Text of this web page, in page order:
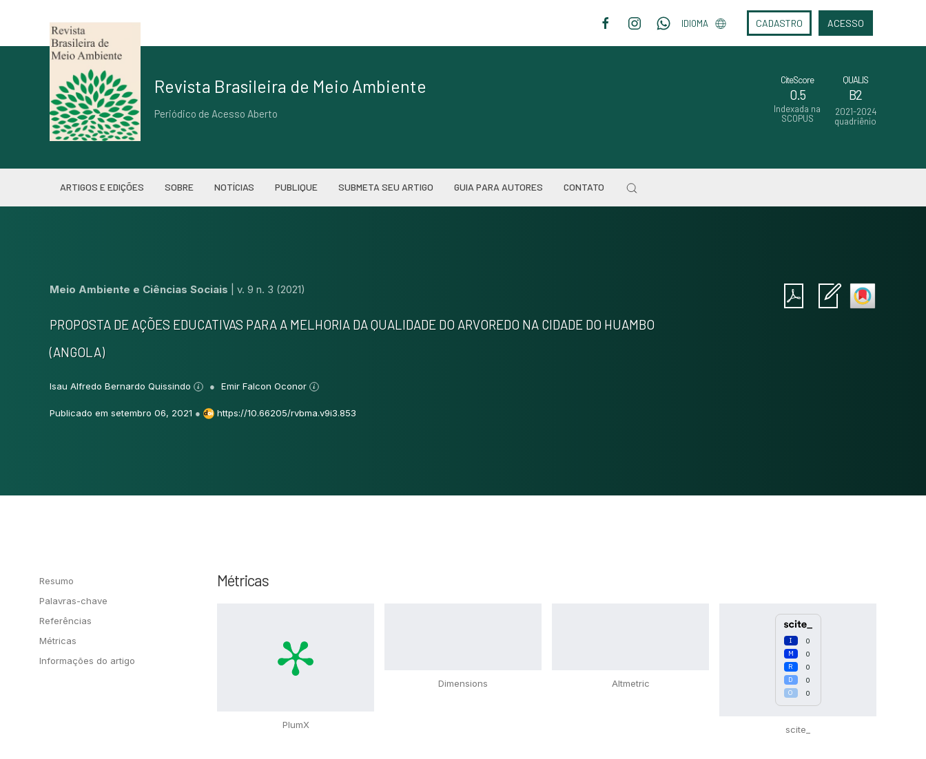
IDIOMA CADASTRO ACESSO
Revista Brasileira de Meio Ambiente
Periódico de Acesso Aberto
CiteScore
0.5
Indexada na
SCOPUS
QUALIS
B2
2021-2024
quadriênio
ARTIGOS E EDIÇÕES SOBRE NOTÍCIAS PUBLIQUE SUBMETA SEU ARTIGO GUIA PARA AUTORES CONTATO
Meio Ambiente e Ciências Sociais v. 9 n. 3 (2021)
PROPOSTA DE AÇÕES EDUCATIVAS PARA A MELHORIA DA QUALIDADE DO ARVOREDO NA CIDADE DO HUAMBO
(ANGOLA)
Isau Alfredo Bernardo Quissindo Emir Falcon Oconor
Publicado em setembro 06, 2021 ● https://10.66205/rvbma.v9i3.853
Resumo
Palavras-chave
Referências
Métricas
Informações do artigo
Métricas
PlumX
Dimensions Altmetric
0
0
0
0
0
0
scite_